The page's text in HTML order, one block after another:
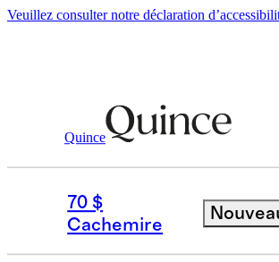
Veuillez consulter notre déclaration
Quince
70 $
Cachemire
Lunettes De Soleil Et